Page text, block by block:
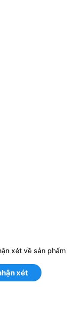
xét về sản phẩm
xét